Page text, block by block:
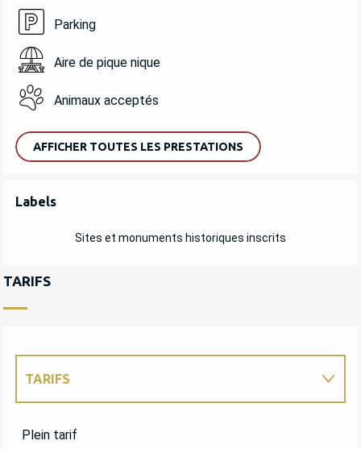
Parking
Aire de pique nique
Animaux acceptés
AFFICHER TOUTES LES PRESTATIONS
OFFRES DE PRESTATIONS
Labels
Labels
Sites et monuments historiques inscrits
TARIFS
TARIFS
TARIFS 2027
Plein tarif